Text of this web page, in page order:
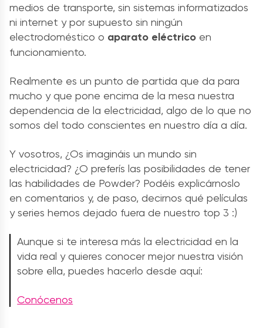
medios de transporte, sin sistemas informatizados
ni internet y por supuesto sin ningún
electrodoméstico o aparato eléctrico en
funcionamiento.
Realmente es un punto de partida que da para
mucho y que pone encima de la mesa nuestra
dependencia de la electricidad, algo de lo que no
somos del todo conscientes en nuestro día a día.
Y vosotros, ¿Os imagináis un mundo sin
electricidad? ¿O preferís las posibilidades de tener
las habilidades de Powder? Podéis explicárnoslo
en comentarios y, de paso, decirnos qué películas
y series hemos dejado fuera de nuestro top 3 :)
Aunque si te interesa más la electricidad en la
vida real y quieres conocer mejor nuestra visión
sobre ella, puedes hacerlo desde aquí:
Conócenos